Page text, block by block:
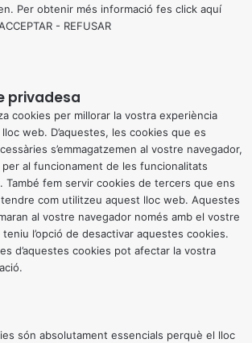
Per obtenir més informació fes click aquí
- REFUSAR
privadesa
cookies per millorar la vostra experiència
web. D’aquestes, les cookies que es
s’emmagatzemen al vostre navegador,
al funcionament de les funcionalitats
També fem servir cookies de tercers que ens
com utilitzeu aquest lloc web. Aquestes
al vostre navegador només amb el vostre
l’opció de desactivar aquestes cookies.
d’aquestes cookies pot afectar la vostra
són absolutament essencials perquè el lloc